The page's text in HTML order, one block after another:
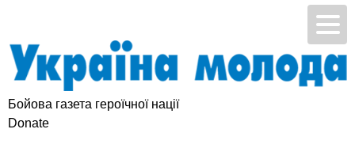
Бойова газета героїчної нації
Підтримай УМ